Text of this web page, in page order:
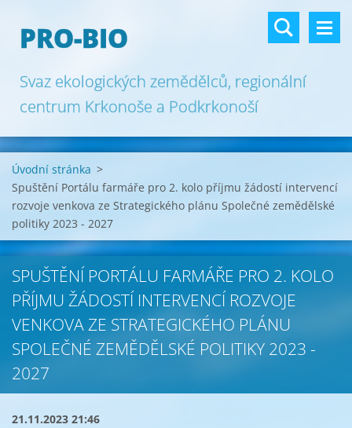
PRO-BIO
Svaz ekologických zemědělců, regionální
centrum Krkonoše a Podkrkonoší
Úvodní stránka >
Spuštění Portálu farmáře pro 2. kolo příjmu žádostí intervencí
rozvoje venkova ze Strategického plánu Společné zemědělské
politiky 2023 - 2027
SPUŠTĚNÍ PORTÁLU FARMÁŘE PRO 2. KOLO
PŘÍJMU ŽÁDOSTÍ INTERVENCÍ ROZVOJE
VENKOVA ZE STRATEGICKÉHO PLÁNU
SPOLEČNÉ ZEMĚDĚLSKÉ POLITIKY 2023 -
2027
21.11.2023 21:46